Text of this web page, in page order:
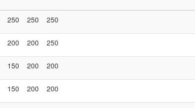
250 250 250
200 200 250
150 200 200
150 200 200